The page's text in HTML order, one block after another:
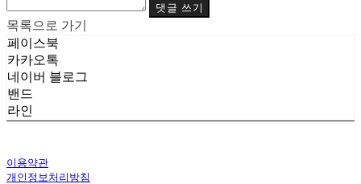
댓글 쓰기
목록으로 가기
페이스북
카카오톡
네이버 블로그
밴드
라인
이용약관
개인정보처리방침